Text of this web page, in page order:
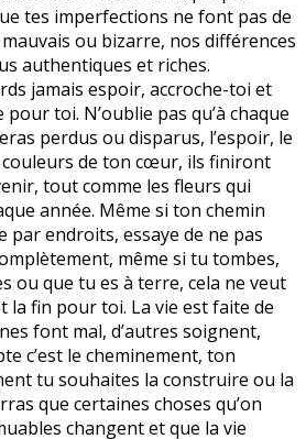
tes imperfections ne font pas de
ou bizarre, nos différences
authentiques et riches.
jamais espoir, accroche-toi et
toi. N’oublie pas qu’à chaque
perdus ou disparus, l’espoir, le
couleurs de ton cœur, ils finiront
tout comme les fleurs qui
année. Même si ton chemin
par endroits, essaye de ne pas
même si tu tombes,
ou que tu es à terre, cela ne veut
la fin pour toi. La vie est faite de
font mal, d’autres soignent,
c’est le cheminement, ton
tu souhaites la construire ou la
que certaines choses qu’on
changent et que la vie